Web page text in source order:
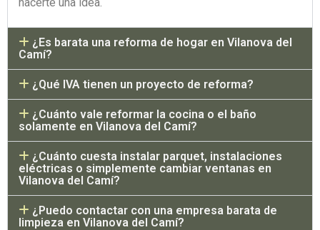
¿Es barata una reforma de hogar en Vilanova del
Camí?
¿Qué IVA tienen un proyecto de reforma?
¿Cuánto vale reformar la cocina o el baño
solamente en Vilanova del Camí?
¿Cuánto cuesta instalar parquet, instalaciones
eléctricas o simplemente cambiar ventanas en
Vilanova del Camí?
¿Puedo contactar con una empresa barata de
limpieza en Vilanova del Camí?